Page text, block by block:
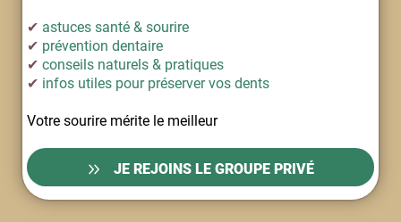
✔ astuces santé & sourire
✔ prévention dentaire
✔ conseils naturels & pratiques
✔ infos utiles pour préserver vos dents
Votre sourire mérite le meilleur
JE REJOINS LE GROUPE PRIVÉ